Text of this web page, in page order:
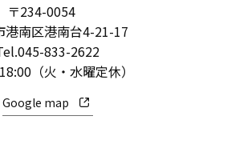
〒234-0054
港南区港南台4-21-17
045-833-2622
（火・水曜定休）
Google map